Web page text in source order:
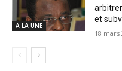
A LA UNE
et
18 mars